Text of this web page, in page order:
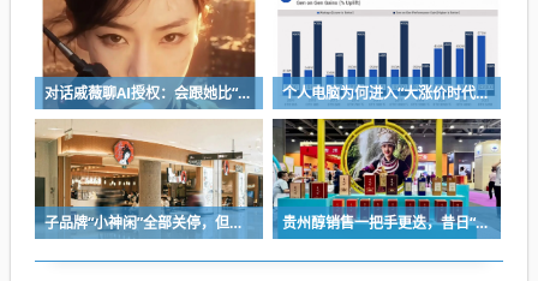
对话戚薇聊AI授权：会跟她比“演技”，都市甜宠留给我来演 个人电脑为何进入“大涨价时代”？
子品牌“小神闲”全部关停，但茶颜悦色的扩张还在提速 贵州醇销售一把手更迭，昔日“网红酒企”的气质变了